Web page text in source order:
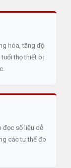
hóa, tăng độ
tuổi thọ thiết bị
đọc số liệu dễ
các tư thế đo